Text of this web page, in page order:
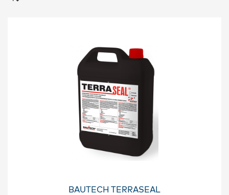
BAUTECH TERRASEAL